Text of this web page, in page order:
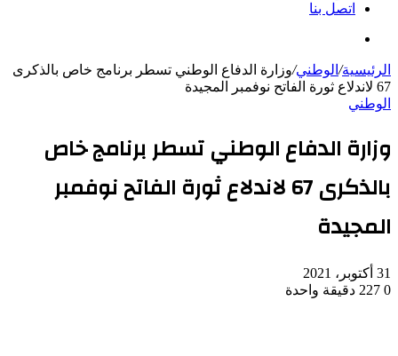
اتصل بنا
الرئيسية/ الوطني/وزارة الدفاع الوطني تسطر برنامج خاص بالذكرى
67 لاندلاع ثورة الفاتح نوفمبر المجيدة
الوطني
وزارة الدفاع الوطني تسطر برنامج خاص
بالذكرى 67 لاندلاع ثورة الفاتح نوفمبر
المجيدة
31 أكتوبر، 2021
0
دقيقة واحدة